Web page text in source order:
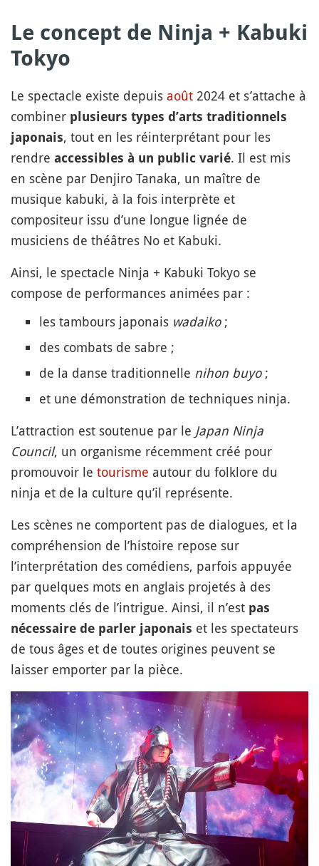
Le concept de Ninja + Kabuki
Tokyo
Le spectacle existe depuis août 2024 et s’attache à
combiner plusieurs types d’arts traditionnels
japonais, tout en les réinterprétant pour les
rendre accessibles à un public varié. Il est mis
en scène par Denjiro Tanaka, un maître de
musique kabuki, à la fois interprète et
compositeur issu d’une longue lignée de
musiciens de théâtres No et Kabuki.
Ainsi, le spectacle Ninja + Kabuki Tokyo se
compose de performances animées par :
les tambours japonais wadaiko;
des combats de sabre ;
de la danse traditionnelle nihon buyo;
et une démonstration de techniques ninja.
L’attraction est soutenue par le Japan Ninja
Council, un organisme récemment créé pour
promouvoir le tourisme autour du folklore du
ninja et de la culture qu’il représente.
Les scènes ne comportent pas de dialogues, et la
compréhension de l’histoire repose sur
l’interprétation des comédiens, parfois appuyée
par quelques mots en anglais projetés à des
moments clés de l’intrigue. Ainsi, il n’est pas
nécessaire de parler japonais et les spectateurs
de tous âges et de toutes origines peuvent se
laisser emporter par la pièce.